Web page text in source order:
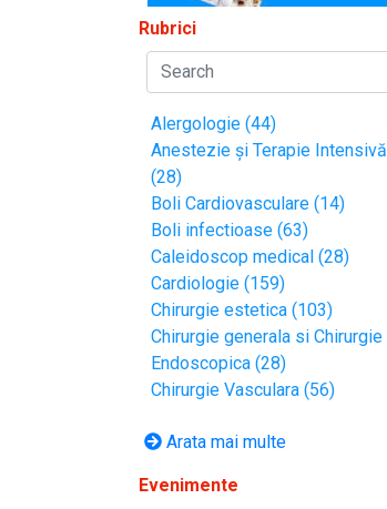
Rubrici
Alergologie (44)
Anestezie și Terapie Intensivă
(28)
Boli Cardiovasculare (14)
Boli infectioase (63)
Caleidoscop medical (28)
Cardiologie (159)
Chirurgie estetica (103)
Chirurgie generala si Chirurgie
Endoscopica (28)
Chirurgie Vasculara (56)
Arata mai multe
Evenimente